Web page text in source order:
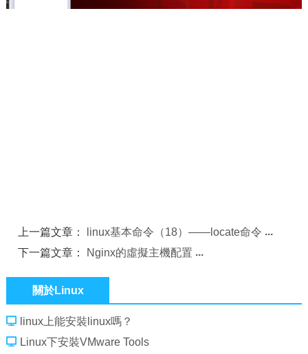
上一篇文章：
linux基本命令（18）——locate命令
下一篇文章：
Nginx的虛擬主機配置
關於Linux
linux上能安裝linux嗎？
Linux下安裝VMware Tools